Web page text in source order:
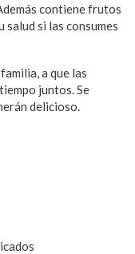
contiene frutos
salud si las consumes
a que las
juntos. Se
delicioso.